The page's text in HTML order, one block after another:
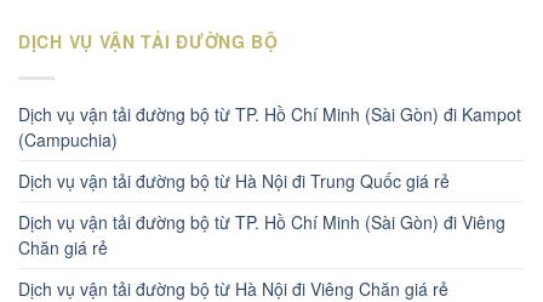
DỊCH VỤ VẬN TẢI ĐƯỜNG BỘ
Dịch vụ vận tải đường bộ từ TP. Hồ Chí Minh (Sài Gòn) đi Kampot
(Campuchia)
Dịch vụ vận tải đường bộ từ Hà Nội đi Trung Quốc giá rẻ
Dịch vụ vận tải đường bộ từ TP. Hồ Chí Minh (Sài Gòn) đi Viêng
Chăn giá rẻ
Dịch vụ vận tải đường bộ từ Hà Nội đi Viêng Chăn giá rẻ